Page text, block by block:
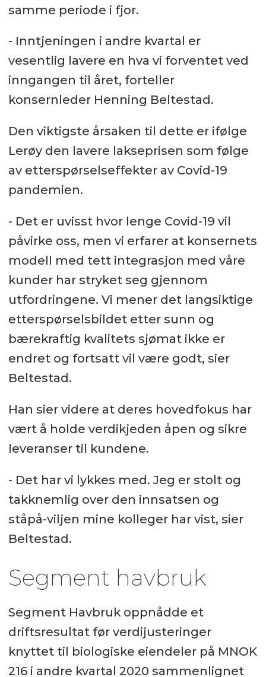
samme periode i fjor.
- Inntjeningen i andre kvartal er
vesentlig lavere en hva vi forventet ved
inngangen til året, forteller
konsernleder Henning Beltestad.
Den viktigste årsaken til dette er ifølge
Lerøy den lavere lakseprisen som følge
av etterspørselseffekter av Covid-19
pandemien.
- Det er uvisst hvor lenge Covid-19 vil
påvirke oss, men vi erfarer at konsernets
modell med tett integrasjon med våre
kunder har stryket seg gjennom
utfordringene. Vi mener det langsiktige
etterspørselsbildet etter sunn og
bærekraftig kvalitets sjømat ikke er
endret og fortsatt vil være godt, sier
Beltestad.
Han sier videre at deres hovedfokus har
vært å holde verdikjeden åpen og sikre
leveranser til kundene.
- Det har vi lykkes med. Jeg er stolt og
takknemlig over den innsatsen og
ståpå-viljen mine kolleger har vist, sier
Beltestad.
Segment havbruk
Segment Havbruk oppnådde et
driftsresultat før verdijusteringer
knyttet til biologiske eiendeler på MNOK
216 i andre kvartal 2020 sammenlignet